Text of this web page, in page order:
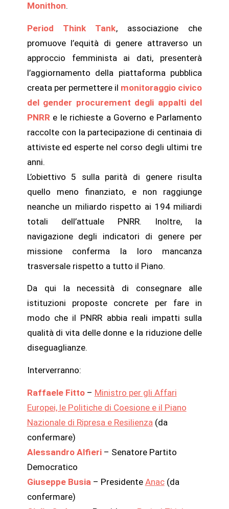
Monithon.
Period Think Tank, associazione che
promuove l’equità di genere attraverso un
approccio femminista ai dati, presenterà
l’aggiornamento della piattaforma pubblica
creata per permettere il monitoraggio civico
del gender procurement degli appalti del
PNRR e le richieste a Governo e Parlamento
raccolte con la partecipazione di centinaia di
attiviste ed esperte nel corso degli ultimi tre
anni.
L’obiettivo 5 sulla parità di genere risulta
quello meno finanziato, e non raggiunge
neanche un miliardo rispetto ai 194 miliardi
totali dell’attuale PNRR. Inoltre, la
navigazione degli indicatori di genere per
missione conferma la loro mancanza
trasversale rispetto a tutto il Piano.
Da qui la necessità di consegnare alle
istituzioni proposte concrete per fare in
modo che il PNRR abbia reali impatti sulla
qualità di vita delle donne e la riduzione delle
diseguaglianze.
Interverranno:
Raffaele Fitto– Ministro per gli Affari
Europei, le Politiche di Coesione e il Piano
Nazionale di Ripresa e Resilienza (da
confermare)
Alessandro Alfieri– Senatore Partito
Democratico
Giuseppe Busia – Presidente Anac(da
confermare)